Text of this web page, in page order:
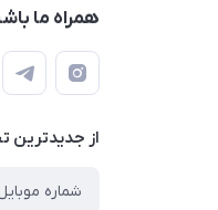
همراه ما
از جدید‌ترین